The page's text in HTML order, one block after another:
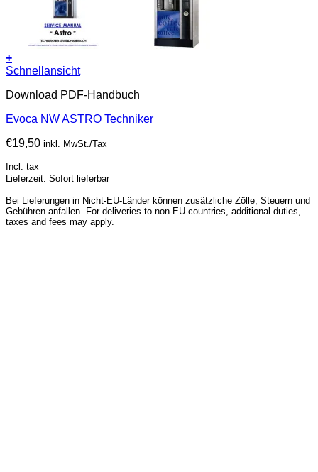
+
Schnellansicht
Download PDF-Handbuch
Evoca NW ASTRO Techniker
€19,50 inkl. MwSt./Tax
Incl. tax
Lieferzeit: Sofort lieferbar
Bei Lieferungen in Nicht-EU-Länder können zusätzliche Zölle, Steuern und
Gebühren anfallen. For deliveries to non-EU countries, additional duties,
taxes and fees may apply.